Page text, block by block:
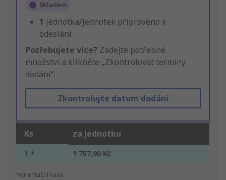
Skladem
1 jednotka/jednotek připraveno k
odeslání
Potřebujete více? Zadejte potřebné
množství a klikněte „Zkontrolovat termíny
dodání“.
Zkontrolujte datum dodání
Ks za jednotku
1 + 1 757,90 Kč
*orientační cena